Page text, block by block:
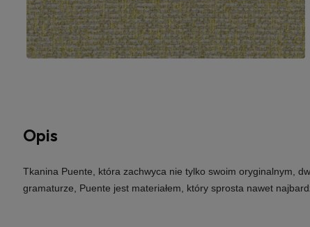
Opis
Tkanina Puente , która zachwyca nie tylko swoim oryginalnym,
gramaturze,
Puente jest materiałem, który sprosta nawet